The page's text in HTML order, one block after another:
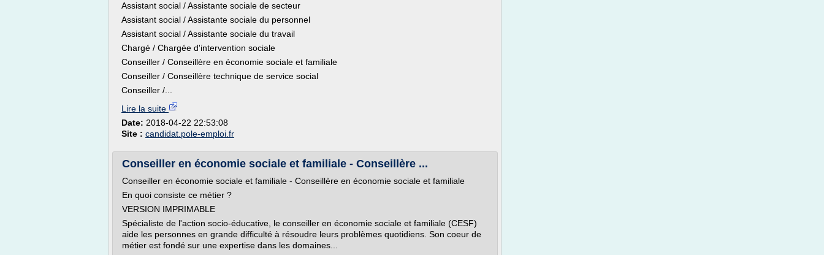
Assistant social / Assistante sociale de secteur
Assistant social / Assistante sociale du personnel
Assistant social / Assistante sociale du travail
Chargé / Chargée d'intervention sociale
Conseiller / Conseillère en économie sociale et familiale
Conseiller / Conseillère technique de service social
Conseiller /...
Lire la suite
Date: 2018-04-22 22:53:08
Site : candidat.pole-emploi.fr
Conseiller en économie sociale et familiale - Conseillère ...
Conseiller en économie sociale et familiale - Conseillère en économie sociale et familiale
En quoi consiste ce métier ?
VERSION IMPRIMABLE
Spécialiste de l'action socio-éducative, le conseiller en économie sociale et familiale (CESF)
aide les personnes en grande difficulté à résoudre leurs problèmes quotidiens. Son coeur de
métier est fondé sur une expertise dans les domaines...